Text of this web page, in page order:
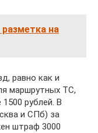
на
равно как и
маршрутных ТС,
рублей. В
и СПб) за
штраф 3000